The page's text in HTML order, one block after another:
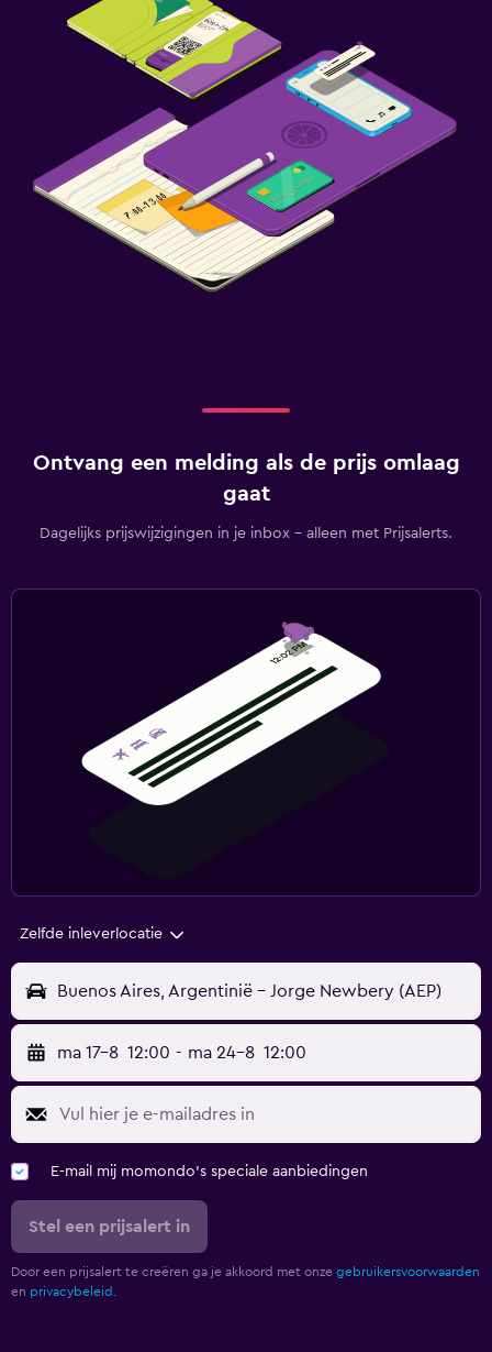
Ontvang een melding als de prijs omlaag
gaat
Dagelijks prijswijzigingen in je inbox - alleen met Prijsalerts.
Zelfde inleverlocatie
Buenos Aires, Argentinië - Jorge Newbery (AEP)
ma 17-8 12:00 - ma 24-8 12:00
E-mail mij momondo's speciale aanbiedingen
Stel een prijsalert in
Door een prijsalert te creëren ga je akkoord met onze gebruikersvoorwaarden
en privacybeleid.